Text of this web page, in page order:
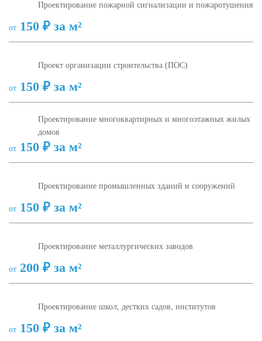
Проектирование пожарной сигнализации и пожаротушения
от 150 ₽ за м²
Проект организации строительства (ПОС)
от 150 ₽ за м²
Проектирование многоквартирных и многоэтажных жилых
домов
от 150 ₽ за м²
Проектирование промышленных зданий и сооружений
от 150 ₽ за м²
Проектирование металлургических заводов
от 200 ₽ за м²
Проектирование школ, дестких садов, институтов
от 150 ₽ за м²